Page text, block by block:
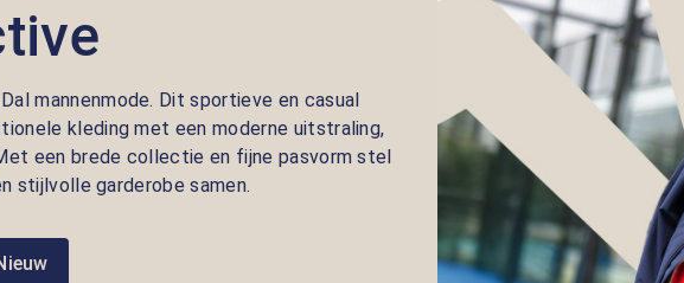
mannenmode. Dit sportieve en casual
kleding met een moderne uitstraling,
een brede collectie en fijne pasvorm stel
stijlvolle garderobe samen.